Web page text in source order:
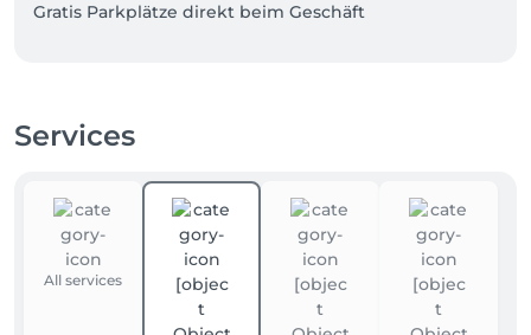
Gratis Parkplätze direkt beim Geschäft
Services
All services